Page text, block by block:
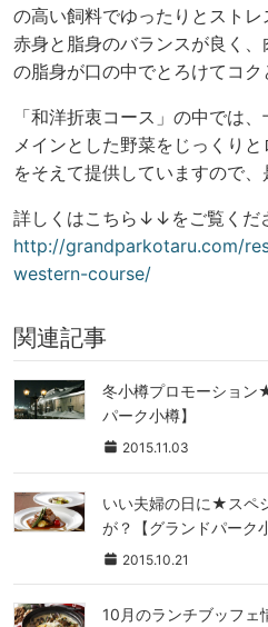
の高い飼料でゆったりとス ト
赤身と脂身のバランスが良 く
の脂身が口の中でとろけて コク
「和洋折衷コース」の中では
メインとした野菜をじっくり
をそえて提供していますので、
詳しくはこちら↓↓をご覧くだ
http://grandparkotaru.com/
western-course/
関連記事
冬小樽プロモーション
パーク小樽】
2015.11.03
いい夫婦の日に★スペ
が？【グランドパーク
2015.10.21
10月のランチブッフェ